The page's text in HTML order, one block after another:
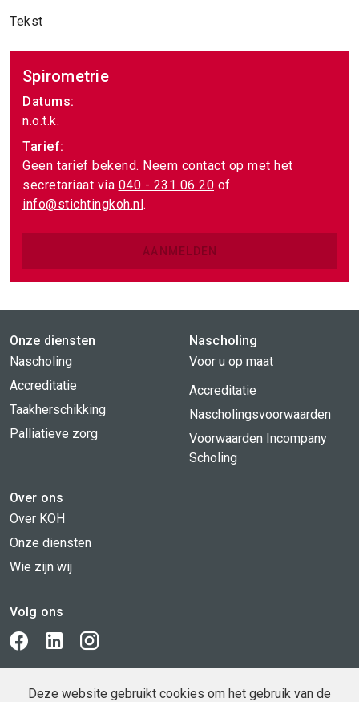
Tekst
Spirometrie
Datums:
n.o.t.k.
Tarief:
Geen tarief bekend. Neem contact op met het
secretariaat via 040 - 231 06 20 of
info@stichtingkoh.nl.
AANMELDEN
Onze diensten
Nascholing
Accreditatie
Taakherschikking
Palliatieve zorg
Nascholing
Voor u op maat
Accreditatie
Nascholingsvoorwaarden
Voorwaarden Incompany
Scholing
Over ons
Over KOH
Onze diensten
Wie zijn wij
Volg ons
Deze website gebruikt cookies om het gebruik van de